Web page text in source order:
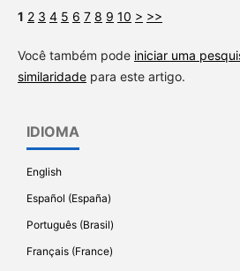
1 2 3 4 5 6 7 8 9 10 > >>
Você também pode iniciar uma
similaridadepara este artigo.
IDIOMA
English
Español (España)
Português (Brasil)
Français (France)